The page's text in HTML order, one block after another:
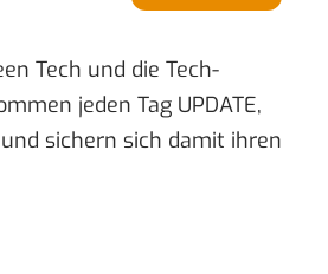
Tech und die Tech-
jeden Tag UPDATE,
sichern sich damit ihren